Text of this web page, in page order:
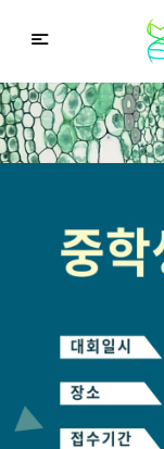
중학
Middle